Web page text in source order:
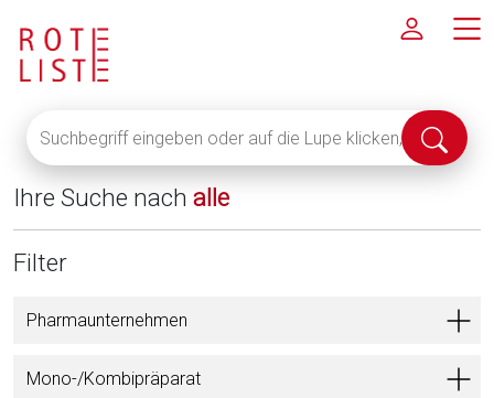
eingeben
oder
auf
die
Lupe
alle
anzuzeigen
Suche
Ihre Suche nach alle
Filter
Pharmaunternehmen
Mono-/Kombipräparat